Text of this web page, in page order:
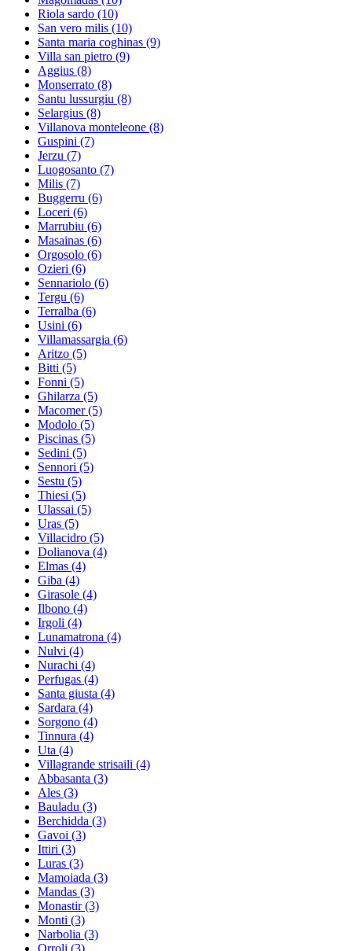
Riola sardo (10)
San vero milis (10)
Santa maria coghinas (9)
Villa san pietro (9)
Aggius (8)
Monserrato (8)
Santu lussurgiu (8)
Selargius (8)
Villanova monteleone (8)
Guspini (7)
Jerzu (7)
Luogosanto (7)
Milis (7)
Buggerru (6)
Loceri (6)
Marrubiu (6)
Masainas (6)
Orgosolo (6)
Ozieri (6)
Sennariolo (6)
Tergu (6)
Terralba (6)
Usini (6)
Villamassargia (6)
Aritzo (5)
Bitti (5)
Fonni (5)
Ghilarza (5)
Macomer(5)
Modolo (5)
Piscinas (5)
Sedini (5)
Sennori (5)
Sestu (5)
Thiesi (5)
Ulassai (5)
Uras (5)
Villacidro (5)
Dolianova (4)
Elmas (4)
Giba (4)
Girasole (4)
Ilbono (4)
Irgoli (4)
Lunamatrona (4)
Nulvi (4)
Nurachi (4)
Perfugas (4)
Santa giusta (4)
Sardara (4)
Sorgono (4)
Tinnura (4)
Uta (4)
Villagrande strisaili (4)
Abbasanta (3)
Ales (3)
Bauladu (3)
Berchidda (3)
Gavoi (3)
Ittiri (3)
Luras (3)
Mamoiada (3)
Mandas (3)
Monastir(3)
Monti (3)
Narbolia (3)
Orroli (3)